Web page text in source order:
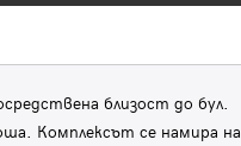
близост до бул.
Комплексът се намира на